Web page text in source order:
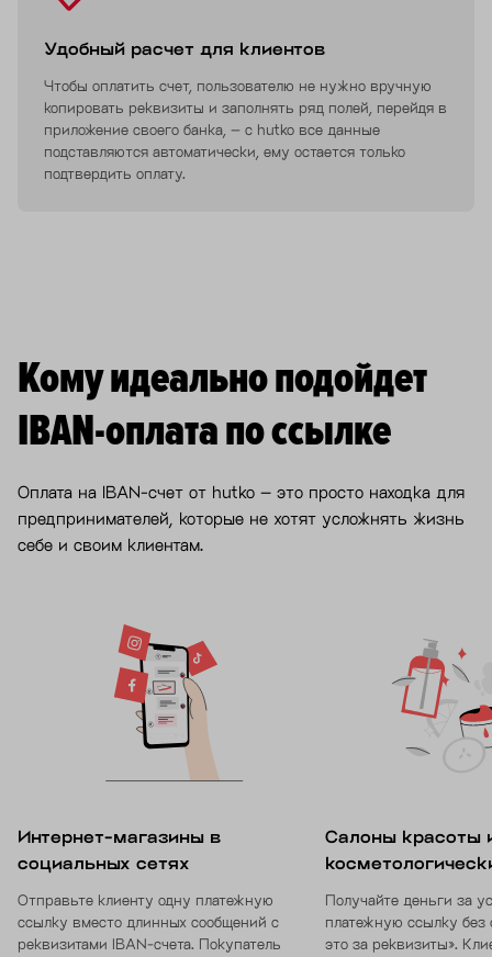
Удобный расчет для клиентов
Чтобы оплатить счет, пользователю не нужно вручную
копировать реквизиты и заполнять ряд полей, перейдя в
приложение своего банка, – с hutko все данные
подставляются автоматически, ему остается только
подтвердить оплату.
Кому идеально подойдет
IBAN-оплата по ссылке
Оплата на IBAN-счет от hutko – это просто находка для
предпринимателей, которые не хотят усложнять жизнь
себе и своим клиентам.
Интернет-магазины в
социальных сетях
Отправьте клиенту одну платежную
ссылку вместо длинных сообщений с
реквизитами IBAN-счета. Покупатель
Салоны красоты
Получайте деньги за
платежную ссылку без
это за реквизиты».